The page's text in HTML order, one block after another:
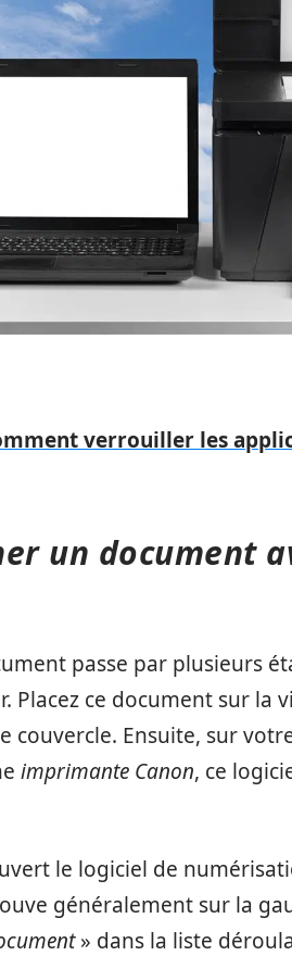
verrouiller les
un document
passe par plusieurs
Placez ce document sur la
couvercle. Ensuite, sur
imprimante Canon, ce
le logiciel de
généralement sur la
» dans la liste